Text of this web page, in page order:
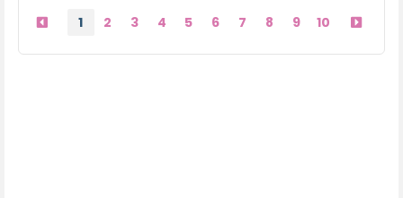
1 2 3 4 5 6 7 8 9 10